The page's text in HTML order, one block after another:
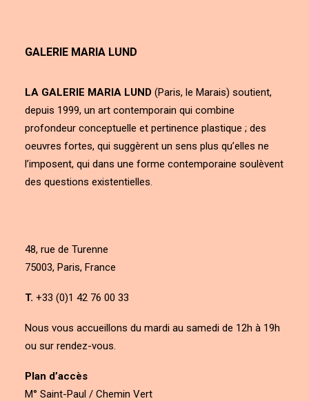
GALERIE MARIA LUND
LA GALERIE MARIA LUND (Paris, le Marais) soutient,
depuis 1999, un art contemporain qui combine
profondeur conceptuelle et pertinence plastique ; des
oeuvres fortes, qui suggèrent un sens plus qu’elles ne
l’imposent, qui dans une forme contemporaine soulèvent
des questions existentielles.
48, rue de Turenne
75003, Paris, France
T. +33 (0)1 42 76 00 33
Nous vous accueillons du mardi au samedi de 12h à 19h
ou sur rendez-vous.
Plan d’accès
M° Saint-Paul / Chemin Vert